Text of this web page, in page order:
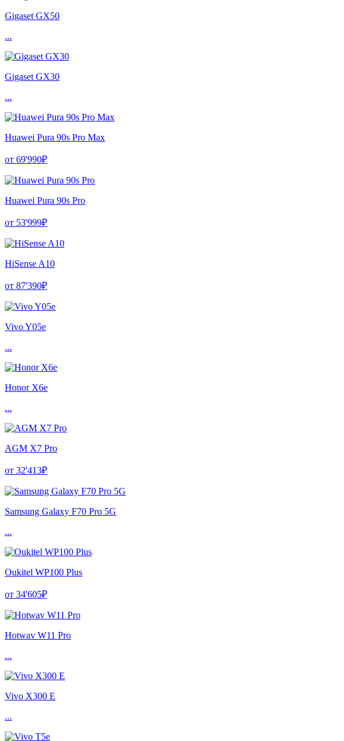
Gigaset GX50
...
Gigaset GX30
...
Huawei Pura 90s Pro Max
от 69'990₽
Huawei Pura 90s Pro
от 53'999₽
HiSense A10
от 87'390₽
Vivo Y05e
...
Honor X6e
...
AGM X7 Pro
от 32'413₽
Samsung Galaxy F70 Pro 5G
...
Oukitel WP100 Plus
от 34'605₽
Hotwav W11 Pro
...
Vivo X300 E
...